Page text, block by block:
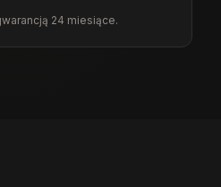
24 miesiące.